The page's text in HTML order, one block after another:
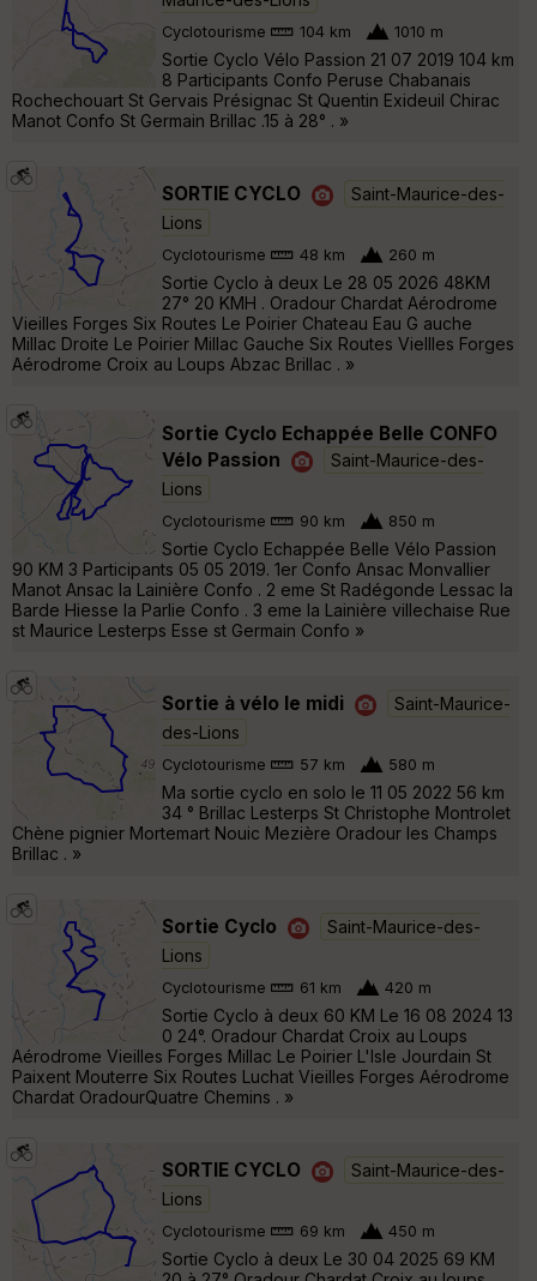
Cyclotourisme 104 km 1010 m
Sortie Cyclo Vélo Passion 21 07 2019 104 km
8 Participants Confo Peruse Chabanais
Rochechouart St Gervais Présignac St Quentin Exideuil Chirac
Manot Confo St Germain Brillac .15 à 28° . »
SORTIE CYCLO
Saint-Maurice-des-
Lions
Cyclotourisme 48 km 260 m
Sortie Cyclo à deux Le 28 05 2026 48KM
27° 20 KMH . Oradour Chardat Aérodrome
Vieilles Forges Six Routes Le Poirier Chateau Eau G auche
Millac Droite Le Poirier Millac Gauche Six Routes Viellles Forges
Aérodrome Croix au Loups Abzac Brillac . »
Sortie Cyclo Echappée Belle CONFO
Vélo Passion
Saint-Maurice-des-
Lions
Cyclotourisme 90 km 850 m
Sortie Cyclo Echappée Belle Vélo Passion
90 KM 3 Participants 05 05 2019. 1er Confo Ansac Monvallier
Manot Ansac la Lainière Confo . 2 eme St Radégonde Lessac la
Barde Hiesse la Parlie Confo . 3 eme la Lainière villechaise Rue
st Maurice Lesterps Esse st Germain Confo »
Sortie à vélo le midi
Saint-Maurice-
des-Lions
Cyclotourisme 57 km 580 m
Ma sortie cyclo en solo le 11 05 2022 56 km
34 ° Brillac Lesterps St Christophe Montrolet
Chène pignier Mortemart Nouic Mezière Oradour les Champs
Brillac . »
Sortie Cyclo
Saint-Maurice-des-
Lions
Cyclotourisme 61 km 420 m
Sortie Cyclo à deux 60 KM Le 16 08 2024 13
0 24°. Oradour Chardat Croix au Loups
Aérodrome Vieilles Forges Millac Le Poirier L'Isle Jourdain St
Paixent Mouterre Six Routes Luchat Vieilles Forges Aérodrome
Chardat OradourQuatre Chemins . »
SORTIE CYCLO
Saint-Maurice-des-
Lions
Cyclotourisme 69 km 450 m
Sortie Cyclo à deux Le 30 04 2025 69 KM